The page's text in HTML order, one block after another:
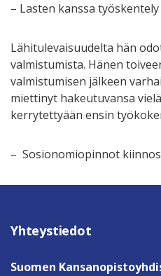
– Lasten kanssa
Lähitulevaisuudelta hän
valmistumista. Hänen
valmistumisen jälkeen
miettinyt hakeutuvansa
kerrytettyään ensin
– Sosionomiopinnot
Yhteystiedot
Suomen